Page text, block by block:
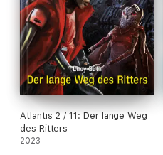
Atlantis 2 / 11: Der lange Weg
des Ritters
2023